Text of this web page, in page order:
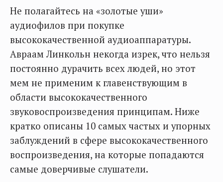
Не полагайтесь на «золотые уши»
аудиофилов при покупке
высококачественной аудиоаппаратуры.
Авраам Линкольн некогда изрек, что нельзя
постоянно дурачить всех людей, но этот
мем не применим к главенствующим в
области высококачественного
звуковоспроизведения принципам. Ниже
кратко описаны 10 самых частых и упорных
заблуждений в сфере высококачественного
воспроизведения, на которые попадаются
самые доверчивые слушатели.